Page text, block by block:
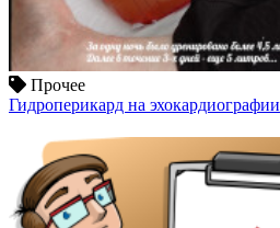
Прочее
Гидроперикард на эхокардиографии